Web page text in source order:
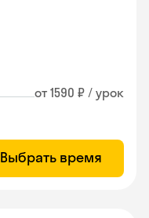
от 1590 ₽ / урок
Выбрать время